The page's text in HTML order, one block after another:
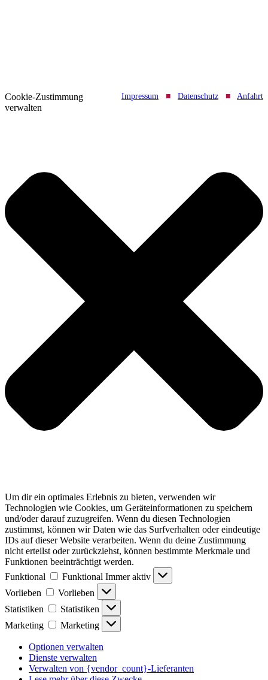
Impressum ■ Datenschutz ■ Anfahrt
Cookie-Zustimmung
verwalten
Um dir ein optimales Erlebnis zu bieten, verwenden wir
Technologien wie Cookies, um Geräteinformationen zu speichern
und/oder darauf zuzugreifen. Wenn du diesen Technologien
zustimmst, können wir Daten wie das Surfverhalten oder eindeutige
IDs auf dieser Website verarbeiten. Wenn du deine Zustimmung
nicht erteilst oder zurückziehst, können bestimmte Merkmale und
Funktionen beeinträchtigt werden.
Funktional
Funktional Immer aktiv
Vorlieben
Vorlieben
Statistiken
Statistiken
Marketing
Marketing
Optionen verwalten
Dienste verwalten
Verwalten von {vendor_count}-Lieferanten